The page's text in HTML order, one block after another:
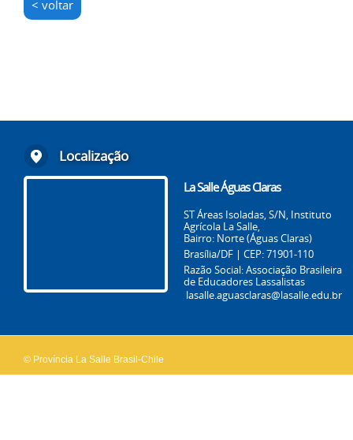
< voltar
Localização
La Salle Águas Claras
ST Áreas Isoladas, S/N, Instituto
Agrícola La Salle,
Bairro: Norte (Águas Claras)
Brasília/DF | CEP: 71901-110
Razão Social: Associação Brasileira
de Educadores Lassalistas
lasalle.aguasclaras@lasalle.edu.br
© Província La Salle Brasil-Chile